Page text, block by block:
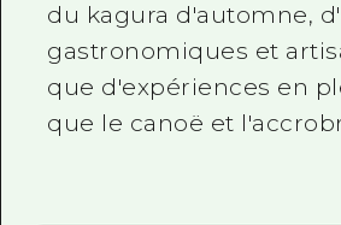
du kagura d'automne,
gastronomiques et
que d'expériences en
que le canoë et